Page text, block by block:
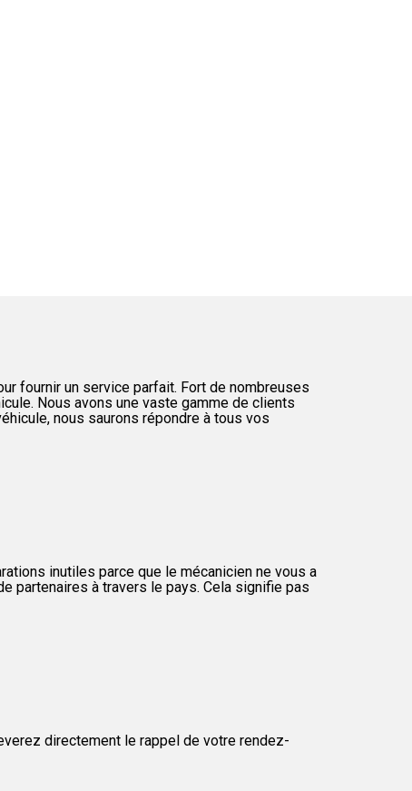
fournir un service parfait. Fort de nombreuses
Nous avons une vaste gamme de clients
nous saurons répondre à tous vos
inutiles parce que le mécanicien ne vous a
partenaires à travers le pays. Cela signifie pas
directement le rappel de votre rendez-